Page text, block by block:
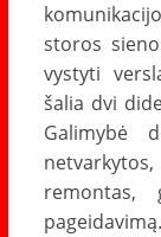
storos
vystyti
šalia dvi
Galimybė
remontas,